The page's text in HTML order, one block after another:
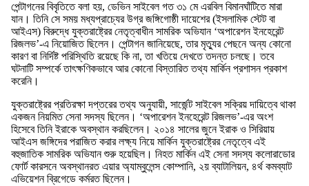
পেন্টাগনের বিবৃতিতে বলা হয়, ডেভিন সাইবেল গত ৩১ মে এরবিল বিমানঘাঁটিতে মারা
যান। তিনি সে সময় মধ্যপ্রাচ্যের উগ্র জঙ্গিগোষ্ঠী দায়েশের (ইসলামিক স্টেট বা
আইএস) বিরুদ্ধে যুক্তরাষ্ট্রের নেতৃত্বাধীন সামরিক অভিযান ‘অপারেশন ইনহেরেন্ট
রিজলভ’-এ নিয়োজিত ছিলেন। পেন্টাগন জানিয়েছে, তার মৃত্যুর পেছনে অন্য কোনো
কারণ বা নির্দিষ্ট পরিস্থিতি রয়েছে কি না, তা খতিয়ে দেখতে তদন্ত চলছে। তবে
ঘটনাটি সম্পর্কে তাৎক্ষণিকভাবে আর কোনো বিস্তারিত তথ্য মার্কিন প্রশাসন প্রকাশ
করেনি।
যুক্তরাষ্ট্রের প্রতিরক্ষা দপ্তরের তথ্য অনুযায়ী, সার্জেন্ট সাইবেল সক্রিয় দায়িত্বে থাকা
একজন নিয়মিত সেনা সদস্য ছিলেন। ‘অপারেশন ইনহেরেন্ট রিজলভ’-এর অংশ
হিসেবে তিনি ইরাকে অবস্থান করছিলেন। ২০১৪ সালের জুনে ইরাক ও সিরিয়ায়
আইএস জঙ্গিদের পরাজিত করার লক্ষ্য নিয়ে মার্কিন যুক্তরাষ্ট্রের নেতৃত্বে এই
বহুজাতিক সামরিক অভিযান শুরু হয়েছিল। নিহত মার্কিন এই সেনা সদস্য কলোরাডোর
ফোর্ট কারসনে অবস্থানরত এয়ার অ্যাম্বুলেন্স কোম্পানি, ২য় ব্যাটালিয়ন, ৪র্থ কমব্যাট
এভিয়েশন ব্রিগেডে কর্মরত ছিলেন।